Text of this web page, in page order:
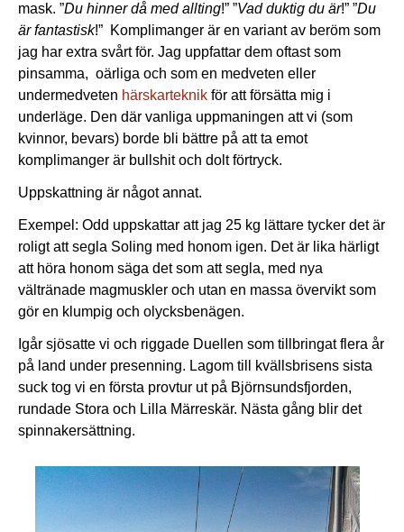
mask. ”Du hinner då med allting!” ”Vad duktig du är!” ”Du
är fantastisk!” Komplimanger är en variant av beröm som
jag har extra svårt för. Jag uppfattar dem oftast som
pinsamma, oärliga och som en medveten eller
undermedveten härskarteknik för att försätta mig i
underläge. Den där vanliga uppmaningen att vi (som
kvinnor, bevars) borde bli bättre på att ta emot
komplimanger är bullshit och dolt förtryck.
Uppskattning är något annat.
Exempel: Odd uppskattar att jag 25 kg lättare tycker det är
roligt att segla Soling med honom igen. Det är lika härligt
att höra honom säga det som att segla, med nya
vältränade magmuskler och utan en massa övervikt som
gör en klumpig och olycksbenägen.
Igår sjösatte vi och riggade Duellen som tillbringat flera år
på land under presenning. Lagom till kvällsbrisens sista
suck tog vi en första provtur ut på Björnsundsfjorden,
rundade Stora och Lilla Märreskär. Nästa gång blir det
spinnakersättning.